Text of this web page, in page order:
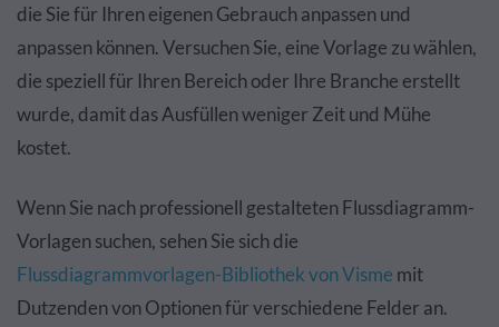
die Sie für Ihren eigenen Gebrauch anpassen und
anpassen können. Versuchen Sie, eine Vorlage zu wählen,
die speziell für Ihren Bereich oder Ihre Branche erstellt
wurde, damit das Ausfüllen weniger Zeit und Mühe
kostet.
Wenn Sie nach professionell gestalteten Flussdiagramm-
Vorlagen suchen, sehen Sie sich die
Flussdiagrammvorlagen-Bibliothek von Visme mit
Dutzenden von Optionen für verschiedene Felder an.